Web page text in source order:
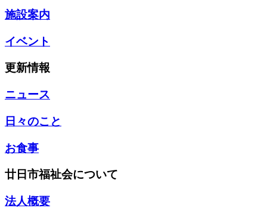
施設案内
イベント
更新情報
ニュース
日々のこと
お食事
廿日市福祉会について
法人概要